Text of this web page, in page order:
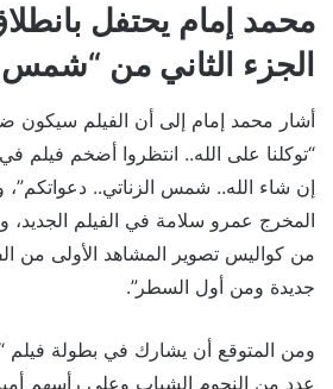
محمد إمام يحتفل
الجزء الثاني من “شمس
أشار محمد إمام إلى أن الفيلم سيكون
“توكلنا على الله.. انتظروا أضخم فيلم في
إن شاء الله.. شمس الزناتي..
المخرج عمرو سلامة في الفيلم الجديد،
من كواليس تصوير المشاهد الأولى من
جديدة ومن أول السطر”.
ومن المتوقع أن يشارك في بطولة فيلم
عدد من النجوم الشباب وعلى رأسهم